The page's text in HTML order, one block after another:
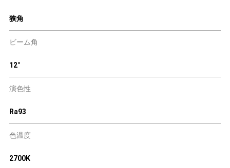
狭角
ビーム角
12°
演色性
Ra93
色温度
2700K